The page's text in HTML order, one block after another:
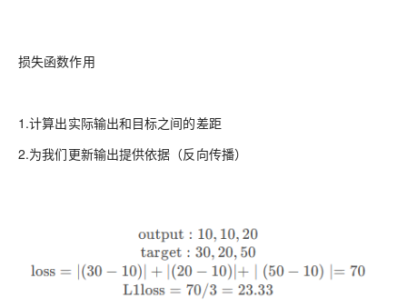
损失函数作用
1.计算出实际输出和目标之间的差距
2.为我们更新输出提供依据（反向传播）